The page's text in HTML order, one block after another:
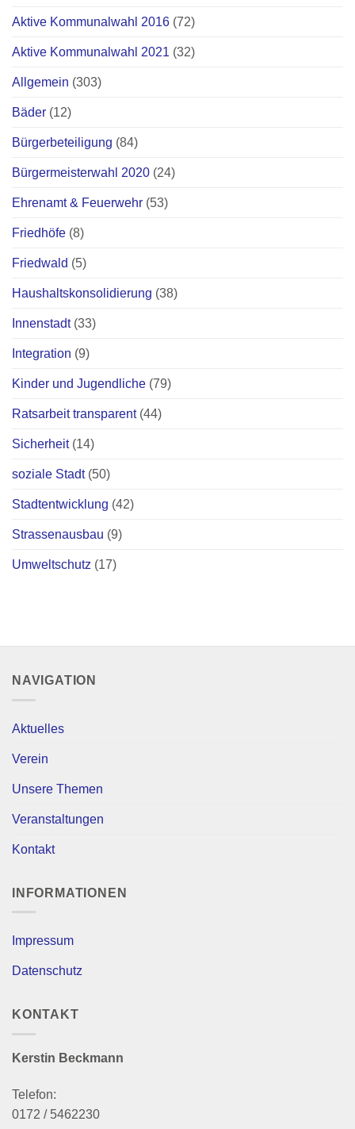
Aktive Kommunalwahl 2016 (72)
Aktive Kommunalwahl 2021 (32)
Allgemein (303)
Bäder (12)
Bürgerbeteiligung (84)
Bürgermeisterwahl 2020 (24)
Ehrenamt & Feuerwehr (53)
Friedhöfe (8)
Friedwald (5)
Haushaltskonsolidierung (38)
Innenstadt(33)
Integration (9)
Kinder und Jugendliche (79)
Ratsarbeit transparent(44)
Sicherheit(14)
soziale Stadt(50)
Stadtentwicklung (42)
Strassenausbau (9)
Umweltschutz (17)
NAVIGATION
Aktuelles
Verein
Unsere Themen
Veranstaltungen
Kontakt
INFORMATIONEN
Impressum
Datenschutz
KONTAKT
Kerstin Beckmann
Telefon:
0172 / 5462230